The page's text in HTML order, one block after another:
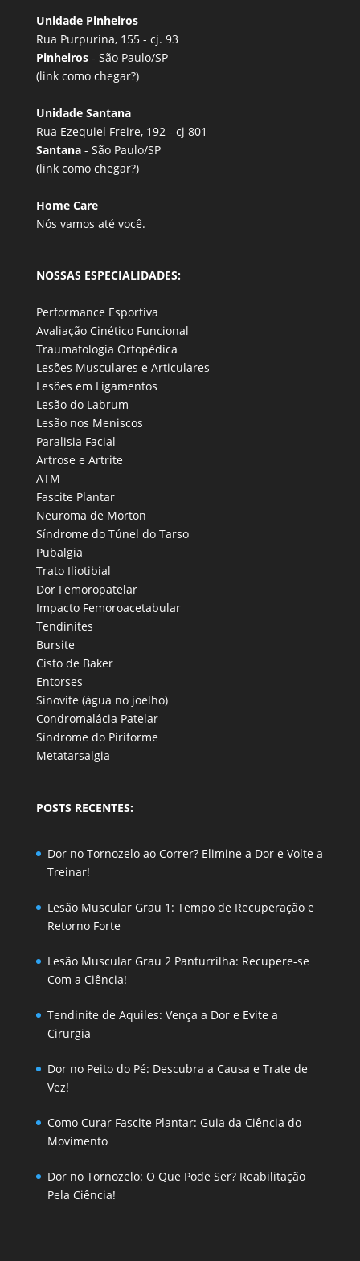
Unidade Pinheiros
Rua Purpurina, 155 - cj. 93
Pinheiros - São Paulo/SP
(link como chegar?)
Unidade Santana
Rua Ezequiel Freire, 192 - cj 801
Santana - São Paulo/SP
(link como chegar?)
Home Care
Nós vamos até você.
NOSSAS ESPECIALIDADES:
Performance Esportiva
Avaliação Cinético Funcional
Traumatologia Ortopédica
Lesões Musculares e Articulares
Lesões em Ligamentos
Lesão do Labrum
Lesão nos Meniscos
Paralisia Facial
Artrose e Artrite
ATM
Fascite Plantar
Neuroma de Morton
Síndrome do Túnel do Tarso
Pubalgia
Trato Iliotibial
Dor Femoropatelar
Impacto Femoroacetabular
Tendinites
Bursite
Cisto de Baker
Entorses
Sinovite (água no joelho)
Condromalácia Patelar
Síndrome do Piriforme
Metatarsalgia
POSTS RECENTES:
Dor no Tornozelo ao Correr? Elimine a Dor e Volte a
Treinar!
Lesão Muscular Grau 1: Tempo de Recuperação e
Retorno Forte
Lesão Muscular Grau 2 Panturrilha: Recupere-se
Com a Ciência!
Tendinite de Aquiles: Vença a Dor e Evite a
Cirurgia
Dor no Peito do Pé: Descubra a Causa e Trate de
Vez!
Como Curar Fascite Plantar: Guia da Ciência do
Movimento
Dor no Tornozelo: O Que Pode Ser? Reabilitação
Pela Ciência!